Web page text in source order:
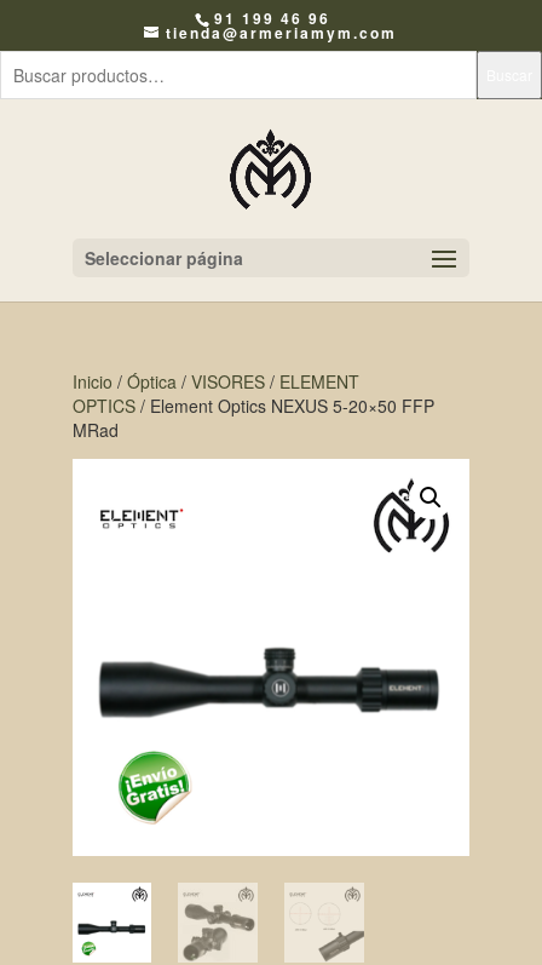
91 199 46 96
tienda@armeriamym.com
Seleccionar página
Inicio / Óptica/ VISORES/ ELEMENT
OPTICS/ Element Optics NEXUS 5-20×50 FFP
MRad